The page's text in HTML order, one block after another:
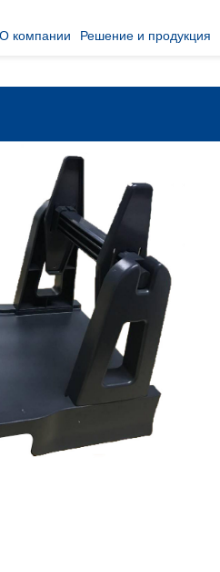
О компании Решение и продукция